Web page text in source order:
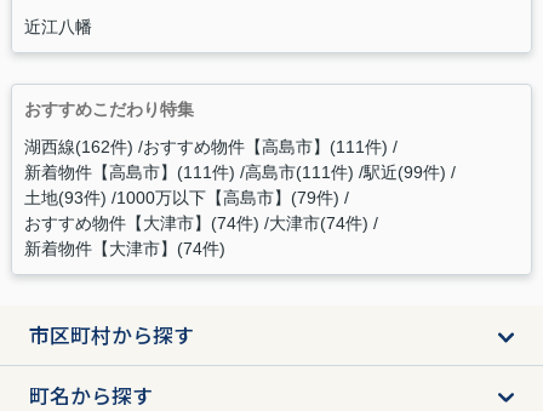
近江八幡
おすすめこだわり特集
湖西線(162件) おすすめ物件【高島市】(111件)
新着物件【高島市】(111件) 高島市(111件) 駅近(99件)
土地(93件) 1000万以下【高島市】(79件)
おすすめ物件【大津市】(74件) 大津市(74件)
新着物件【大津市】(74件)
市区町村から探す
町名から探す